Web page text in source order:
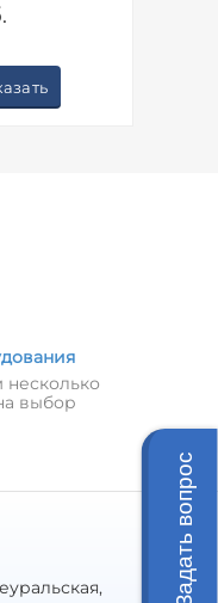
выбор
Задать вопрос